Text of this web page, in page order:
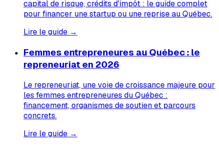
capital de risque, crédits d'impôt : le guide complet
pour financer une startup ou une reprise au Québec.
Lire le guide →
Femmes entrepreneures au Québec : le
repreneuriat en 2026
Le repreneuriat, une voie de croissance majeure pour
les femmes entrepreneures du Québec :
financement, organismes de soutien et parcours
concrets.
Lire le guide →